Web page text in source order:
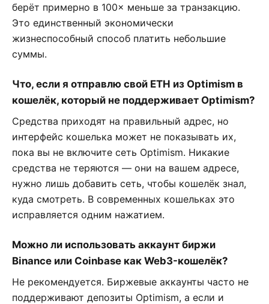
берёт примерно в 100× меньше за транзакцию.
Это единственный экономически
жизнеспособный способ платить небольшие
суммы.
Что, если я отправлю свой ETH из Optimism в
кошелёк, который не поддерживает Optimism?
Средства приходят на правильный адрес, но
интерфейс кошелька может не показывать их,
пока вы не включите сеть Optimism. Никакие
средства не теряются — они на вашем адресе,
нужно лишь добавить сеть, чтобы кошелёк знал,
куда смотреть. В современных кошельках это
исправляется одним нажатием.
Можно ли использовать аккаунт биржи
Binance или Coinbase как Web3-кошелёк?
Не рекомендуется. Биржевые аккаунты часто не
поддерживают депозиты Optimism, а если и